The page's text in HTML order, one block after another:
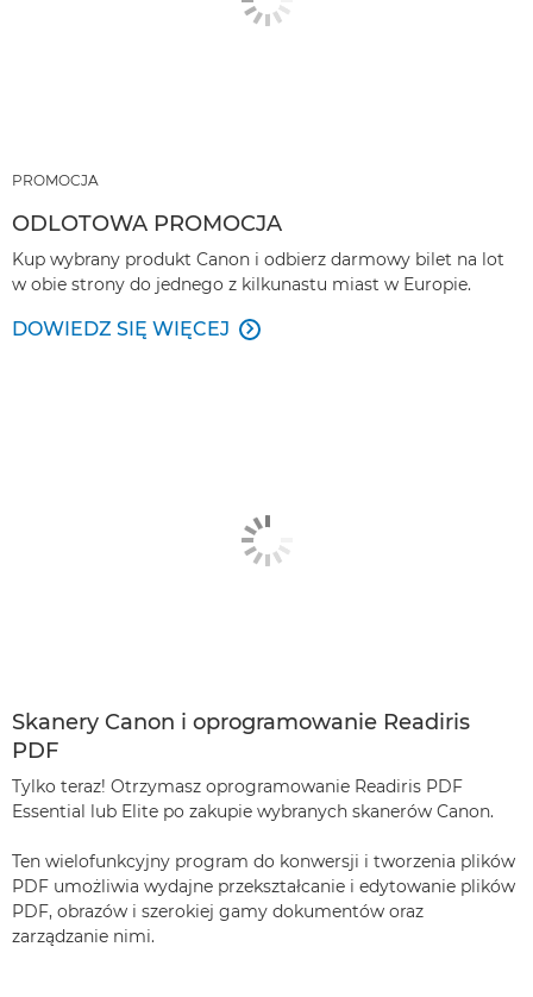
PROMOCJA
ODLOTOWA PROMOCJA
Kup wybrany produkt Canon i odbierz darmowy bilet na lot
w obie strony do jednego z kilkunastu miast w Europie.
DOWIEDZ SIĘ WIĘCEJ 
Skanery Canon i oprogramowanie Readiris
PDF
Tylko teraz! Otrzymasz oprogramowanie Readiris PDF
Essential lub Elite po zakupie wybranych skanerów Canon.
Ten wielofunkcyjny program do konwersji i tworzenia plików
PDF umożliwia wydajne przekształcanie i edytowanie plików
PDF, obrazów i szerokiej gamy dokumentów oraz
zarządzanie nimi.